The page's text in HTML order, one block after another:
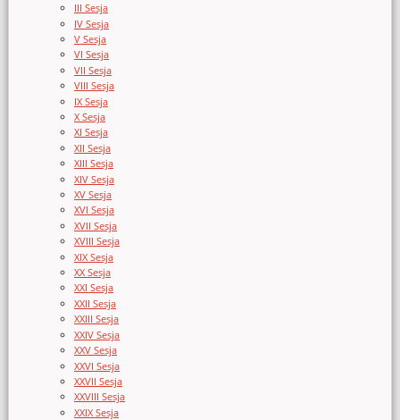
III Sesja
IV Sesja
V Sesja
VI Sesja
VII Sesja
VIII Sesja
IX Sesja
X Sesja
XI Sesja
XII Sesja
XIII Sesja
XIV Sesja
XV Sesja
XVI Sesja
XVII Sesja
XVIII Sesja
XIX Sesja
XX Sesja
XXI Sesja
XXII Sesja
XXIII Sesja
XXIV Sesja
XXV Sesja
XXVI Sesja
XXVII Sesja
XXVIII Sesja
XXIX Sesja